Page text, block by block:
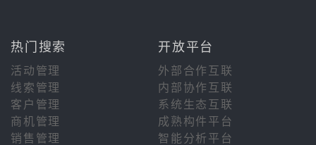
热门搜索 开放平台
活动管理
外部合作互联
线索管理
内部协作互联
客户管理
系统生态互联
商机管理
成熟构件平台
销售管理
智能分析平台